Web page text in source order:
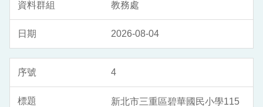
教務處
2026-08-04
4
新北市三重區碧華國民小學115